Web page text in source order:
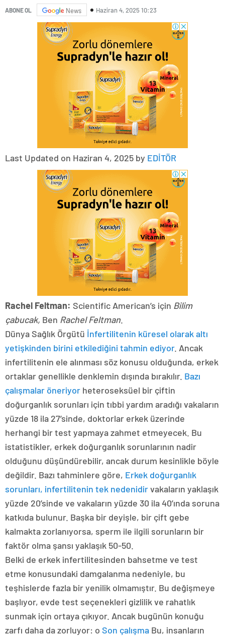
ABONE OL News Haziran 4, 2025 10:23
Last Updated on Haziran 4, 2025 by EDİTÖR
Rachel Feltman: Scientific American’s için Bilim
çabucak, Ben Rachel Feltman
Dünya Sağlık Örgütü İnfertilitenin küresel olarak altı
yetişkinden birini etkilediğini tahmin ediyor. Ancak
infertilitenin ele alınması söz konusu olduğunda, erkek
ortaklar genellikle denklemin dışında bırakılır. Bazı
çalışmalar öneriyor heteroseksüel bir çiftin
doğurganlık sorunları için tıbbi yardım aradığı vakaların
yüzde 18 ila 27’sinde, doktorlar erkek üzerinde
herhangi bir test yapmaya zahmet etmeyecek. Bu
istatistikler, erkek doğurganlık sorunlarının nadir
olduğunu düşündürebilir, ancak durum kesinlikle böyle
değildir. Bazı tahminlere göre, Erkek doğurganlık
sorunları, infertilitenin tek nedenidirvakaların yaklaşık
yüzde 20’sinde ve vakaların yüzde 30 ila 40’ında soruna
katkıda bulunur. Başka bir deyişle, bir çift gebe
kalmakta zorlanıyorsa, sperm ile ilgili sorunların bir
faktör olma şansı yaklaşık 50-50.
Belki de erkek infertilitesinden bahsetme ve test
etme konusundaki damgalanma nedeniyle, bu
teşhislerde fazla bir yenilik olmamıştır. Bu değişmeye
başlıyor, evde test seçenekleri gizlilik ve rahatlık
sunmak için ortaya çıkıyor. Ancak bugünün konuğu
zarfı daha da zorluyor: o Son çalışma Bu, insanların